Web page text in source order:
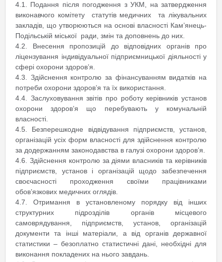
4.1. Подання після погодження з УКМ, на затвердження
виконавчого комітету статутів медичних та лікувальних
закладів, що утворюються на основі власності Кам’янець-
Подільській міської ради, змін та доповнень до них.
4.2. Внесення пропозицій до відповідних органів про
ліцензування індивідуальної підприємницької діяльності у
сфері охорони здоров’я.
4.3. Здійснення контролю за фінансуванням видатків на
потреби охорони здоров’я та їх використання.
4.4. Заслуховування звітів про роботу керівників установ
охорони здоров’я що перебувають у комунальній
власності.
4.5. Безперешкодне відвідування підприємств, установ,
організацій усіх форм власності для здійснення контролю
за додержанням законодавства в галузі охорони здоров’я.
4.6. Здійснення контролю за діями власників та керівників
підприємств, установ і організацій щодо забезпечення
своєчасності проходження своїми працівниками
обов’язкових медичних оглядів.
4.7. Отримання в установленому порядку від інших
структурних підрозділів органів місцевого
самоврядування, підприємств, установ, організацій
документи та інші матеріали, а від органів державної
статистики – безоплатно статистичні дані, необхідні для
виконання покладених на нього завдань.